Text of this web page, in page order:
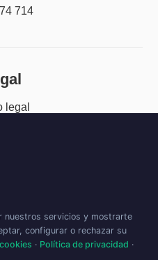
714
legal
nuestros servicios y mostrarte
configurar o rechazar su
· Política de privacidad ·